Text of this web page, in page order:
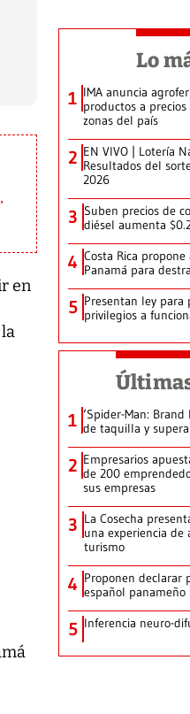
en
Lo
1 IMA anuncia
productos a
zonas del país
2 EN VIVO | Lotería
Resultados del
2026
3 Suben precios de
diésel aumenta
4 Costa Rica
Panamá para
5 Presentan ley para
privilegios a
1 ‘Spider-Man:
de taquilla y supera
2 Empresarios
de 200
sus empresas
3 La Cosecha
una experiencia de
turismo
4 Proponen declarar
español panameño
5 Inferencia neuro-